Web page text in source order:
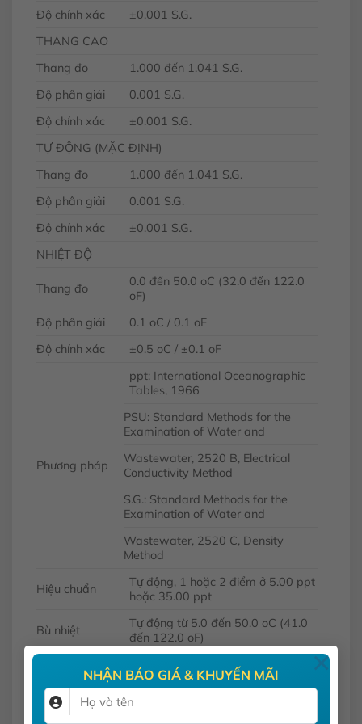
NHẬN BÁO GIÁ & KHUYẾN MÃI ×
Độ chính xác
±0.001 S.G.
THANG CAO
Thang đo
1.000 đến 1.041 S.G.
Độ phân giải
0.001 S.G.
Độ chính xác
±0.001 S.G.
TỰ ĐỘNG (MẶC ĐỊNH)
Thang đo
1.000 đến 1.041 S.G.
Độ phân giải
0.001 S.G.
Độ chính xác
±0.001 S.G.
NHIỆT ĐỘ
Thang đo 0.0 đến 50.0 oC (32.0 đến 122.0
oF)
Độ phân giải
0.1 oC / 0.1 oF
Độ chính xác
±0.5 oC / ±0.1 oF
Phương pháp
ppt: International Oceanographic
Tables, 1966
PSU: Standard Methods for the
Examination of Water and
Wastewater, 2520 B, Electrical
Conductivity Method
S.G.: Standard Methods for the
Examination of Water and
Wastewater, 2520 C, Density
Method
Hiệu chuẩn
Tự động, 1 hoặc 2 điểm ở 5.00 ppt
hoặc 35.00 ppt
Bù nhiệt Tự động từ 5.0 đến 50.0 oC (41.0
đến 122.0 oF)
Pin
1 pin CR2032 3V Lithium-ion
Sử dụng được khoảng 100 giờ liên